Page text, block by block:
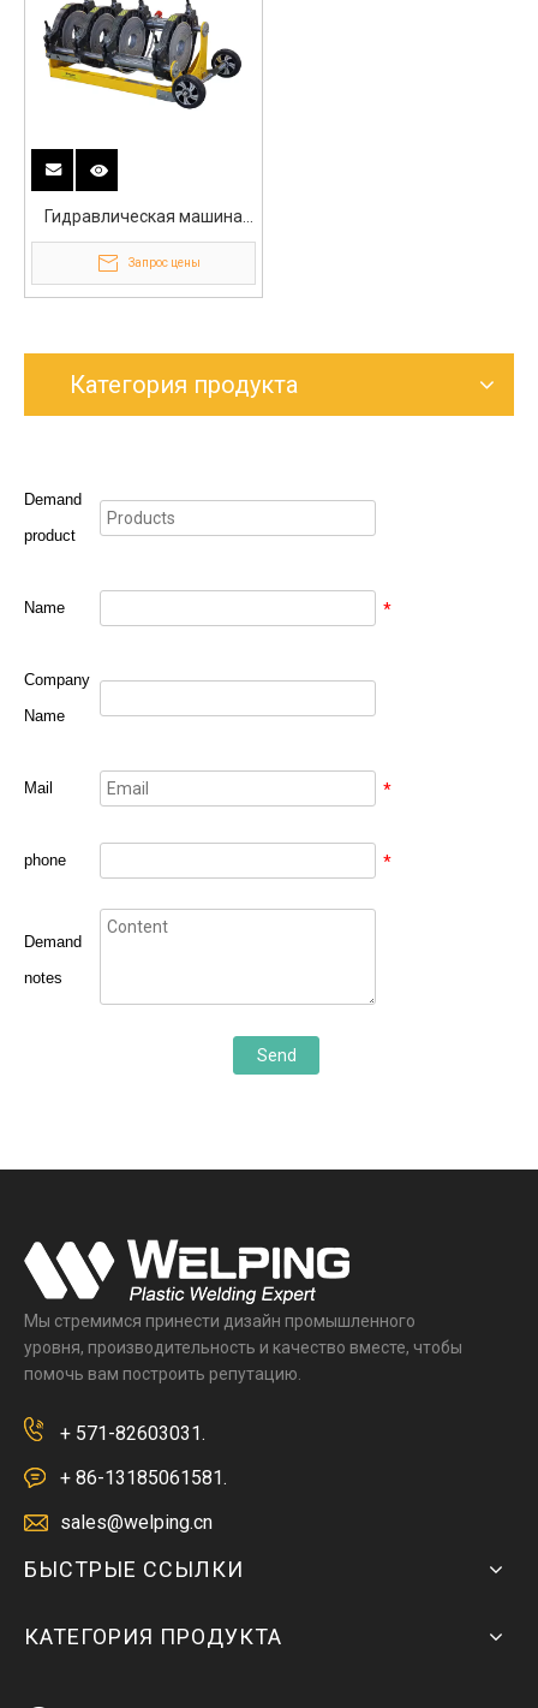
Гидравлическая машина
для стыковой сварки
пластиковых сварщиков
диаметром 250 мм
Запрос цены
Категория продукта
Demand
product
Name *
Company
Name
Mail *
phone *
Demand
notes
Send
Мы стремимся принести дизайн промышленного
уровня, производительность и качество вместе, чтобы
помочь вам построить репутацию.
+ 571-82603031.
+ 86-13185061581.
sales@welping.cn
БЫСТРЫЕ ССЫЛКИ
КАТЕГОРИЯ ПРОДУКТА